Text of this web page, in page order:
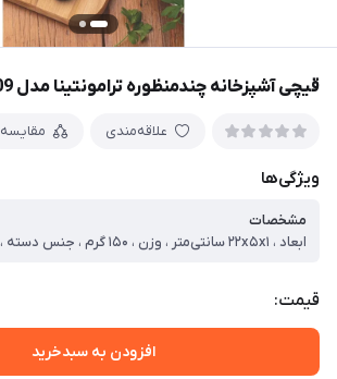
قیچی آشپزخانه چندمنظوره ترامونتینا مدل 25920109
علاقه‌مندی مقایسه
ویژگی‌ها
مشخصات
قیمت:
افزودن به سبدخرید